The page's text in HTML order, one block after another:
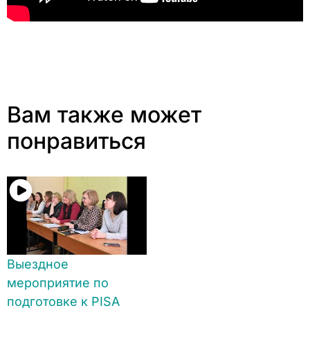
Вам также может
понравиться
Выездное
мероприятие по
подготовке к PISA